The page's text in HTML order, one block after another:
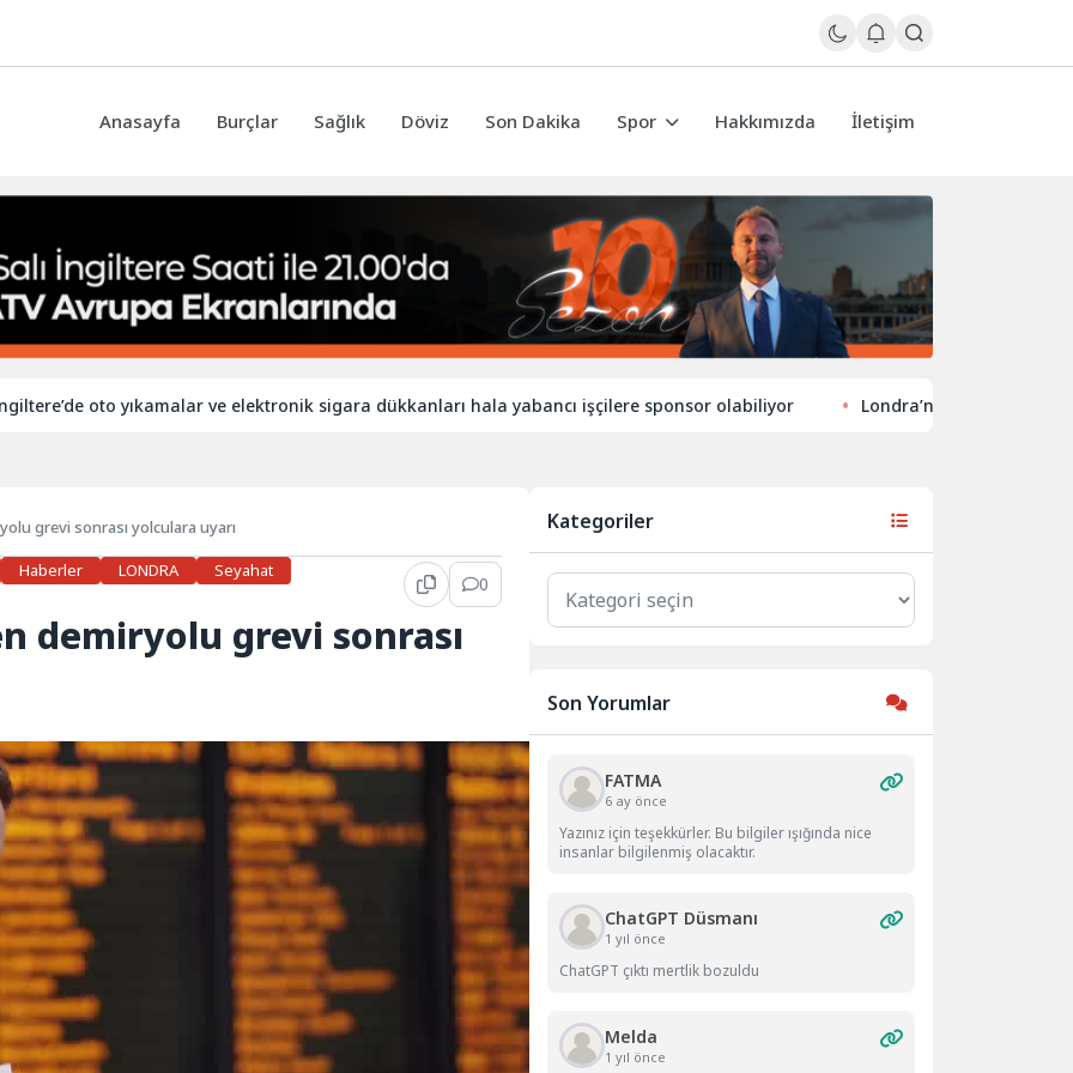
Anasayfa Burçlar Sağlık Döviz Son Dakika Spor Hakkımızda İletişim
oto yıkamalar ve elektronik sigara dükkanları hala yabancı işçilere sponsor olabiliyor Londra’nın eğlence hayatında
grevi sonrası yolculara uyarı
Haberler LONDRA
Seyahat
0
demiryolu grevi sonrası
Kategoriler
Kategoriler
Son Yorumlar
FATMA
6 ay önce
Yazınız için teşekkürler. Bu bilgiler ışığında nice
insanlar bilgilenmiş olacaktır.
ChatGPT Düsmanı
1 yıl önce
ChatGPT çıktı mertlik bozuldu
Melda
1 yıl önce